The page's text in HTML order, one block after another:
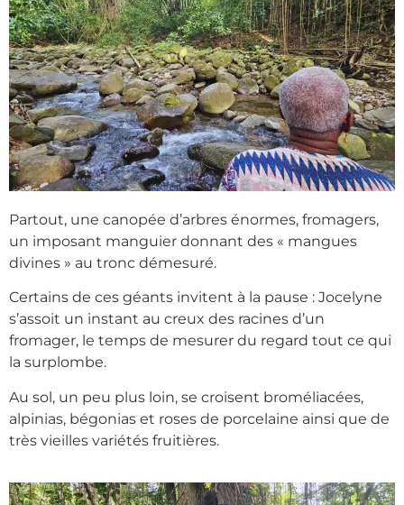
Partout, une canopée d’arbres énormes, fromagers,
un imposant manguier donnant des « mangues
divines » au tronc démesuré.
Certains de ces géants invitent à la pause : Jocelyne
s’assoit un instant au creux des racines d’un
fromager, le temps de mesurer du regard tout ce qui
la surplombe.
Au sol, un peu plus loin, se croisent broméliacées,
alpinias, bégonias et roses de porcelaine ainsi que de
très vieilles variétés fruitières.